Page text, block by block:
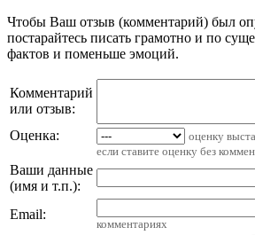
Чтобы Ваш отзыв (комментарий) был
постарайтесь писать грамотно и по
фактов и поменьше эмоций.
Комментарий
или отзыв:
Оценка:
оценку
если ставите оценку без
Ваши данные
(имя и т.п.):
Email:
комментариях